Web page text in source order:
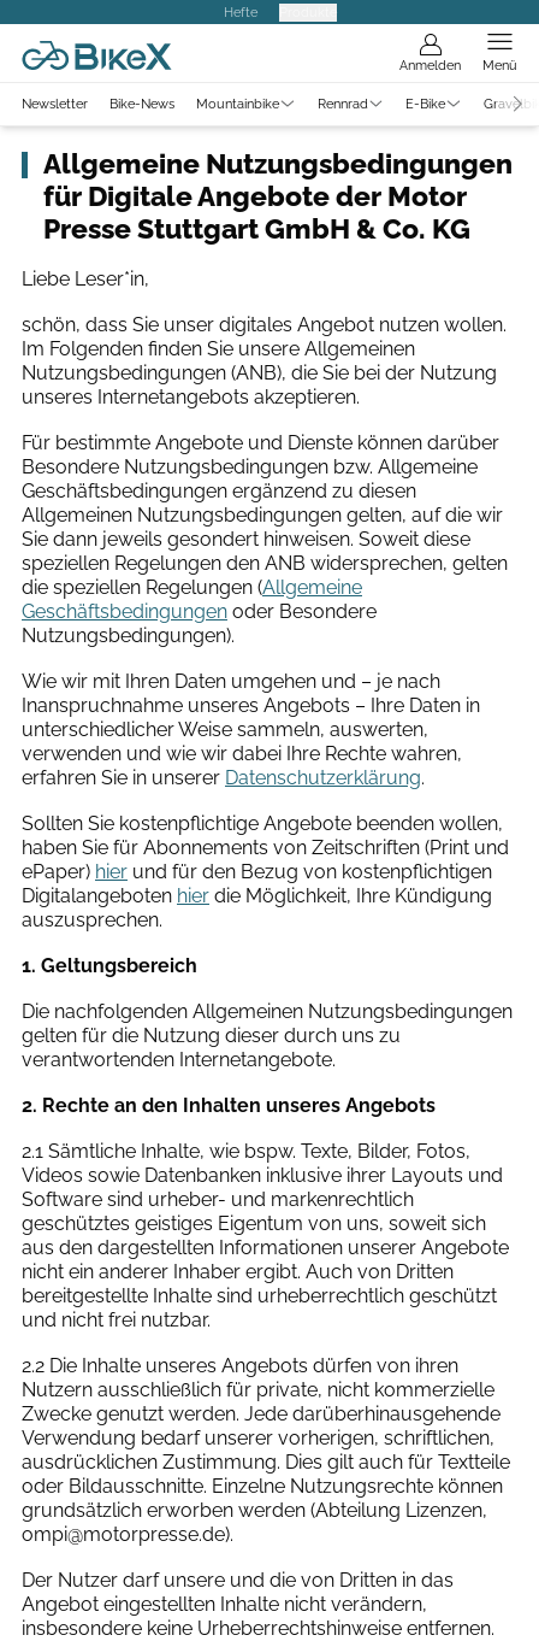
Hefte
Anmelden Menü
Newsletter Bike-News Mountainbike Rennrad E-Bike
Allgemeine Nutzungsbedingungen
für Digitale Angebote der Motor
Presse Stuttgart GmbH & Co. KG
Liebe Leser*in,
schön, dass Sie unser digitales Angebot nutzen wollen.
Im Folgenden finden Sie unsere Allgemeinen
Nutzungsbedingungen (ANB), die Sie bei der Nutzung
unseres Internetangebots akzeptieren.
Für bestimmte Angebote und Dienste können darüber
Besondere Nutzungsbedingungen bzw. Allgemeine
Geschäftsbedingungen ergänzend zu diesen
Allgemeinen Nutzungsbedingungen gelten, auf die wir
Sie dann jeweils gesondert hinweisen. Soweit diese
speziellen Regelungen den ANB widersprechen, gelten
die speziellen Regelungen (Allgemeine
Geschäftsbedingungen oder Besondere
Nutzungsbedingungen).
Wie wir mit Ihren Daten umgehen und – je nach
Inanspruchnahme unseres Angebots – Ihre Daten in
unterschiedlicher Weise sammeln, auswerten,
verwenden und wie wir dabei Ihre Rechte wahren,
erfahren Sie in unserer Datenschutzerklärung.
Sollten Sie kostenpflichtige Angebote beenden wollen,
haben Sie für Abonnements von Zeitschriften (Print und
ePaper) hier und für den Bezug von kostenpflichtigen
Digitalangeboten hier die Möglichkeit, Ihre Kündigung
auszusprechen.
1. Geltungsbereich
Die nachfolgenden Allgemeinen Nutzungsbedingungen
gelten für die Nutzung dieser durch uns zu
verantwortenden Internetangebote.
2. Rechte an den Inhalten unseres Angebots
2.1 Sämtliche Inhalte, wie bspw. Texte, Bilder, Fotos,
Videos sowie Datenbanken inklusive ihrer Layouts und
Software sind urheber- und markenrechtlich
geschütztes geistiges Eigentum von uns, soweit sich
aus den dargestellten Informationen unserer Angebote
nicht ein anderer Inhaber ergibt. Auch von Dritten
bereitgestellte Inhalte sind urheberrechtlich geschützt
und nicht frei nutzbar.
2.2 Die Inhalte unseres Angebots dürfen von ihren
Nutzern ausschließlich für private, nicht kommerzielle
Zwecke genutzt werden. Jede darüberhinausgehende
Verwendung bedarf unserer vorherigen, schriftlichen,
ausdrücklichen Zustimmung. Dies gilt auch für Textteile
oder Bildausschnitte. Einzelne Nutzungsrechte können
grundsätzlich erworben werden (Abteilung Lizenzen,
ompi@motorpresse.de).
Der Nutzer darf unsere und die von Dritten in das
Angebot eingestellten Inhalte nicht verändern,
insbesondere keine Urheberrechtshinweise entfernen.